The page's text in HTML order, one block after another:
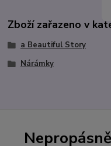
Zboží zařazeno v
a Beautiful Story
Nárámky